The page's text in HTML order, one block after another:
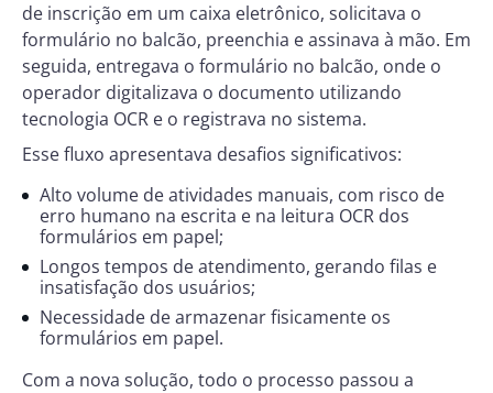
de inscrição em um caixa eletrônico, solicitava o
formulário no balcão, preenchia e assinava à mão. Em
seguida, entregava o formulário no balcão, onde o
operador digitalizava o documento utilizando
tecnologia OCR e o registrava no sistema.
Esse fluxo apresentava desafios significativos:
Alto volume de atividades manuais, com risco de
erro humano na escrita e na leitura OCR dos
formulários em papel;
Longos tempos de atendimento, gerando filas e
insatisfação dos usuários;
Necessidade de armazenar fisicamente os
formulários em papel.
Com a nova solução, todo o processo passou a